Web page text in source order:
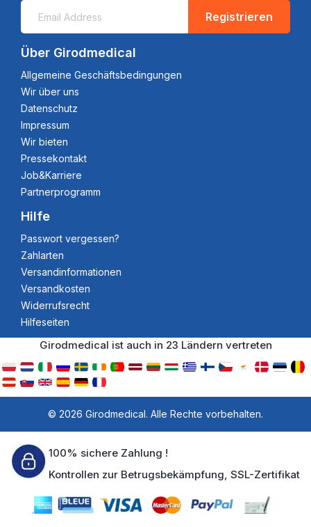
Registrieren
Über Girodmedical
Allgemeine Geschäftsbedingungen
Wir über uns
Datenschutz
Impressum
Wir bieten
Pressekontakt
Job&Karriere
Partnerprogramm
Hilfe
Passwort vergessen?
Zahlarten
Versandinformationen
Versandkosten
Widerrufsrecht
Hilfeseiten
Girodmedical ist auch in 23 Ländern vertreten
© 2026 Girodmedical. Alle Rechte vorbehalten.
100% sichere Zahlung !
Kontrollen zur Betrugsbekämpfung, SSL-Zertifikat